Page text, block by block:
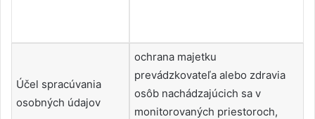
Účel spracúvania
osobných údajov
ochrana majetku
prevádzkovateľa alebo zdravia
osôb nachádzajúcich sa v
monitorovaných priestoroch,